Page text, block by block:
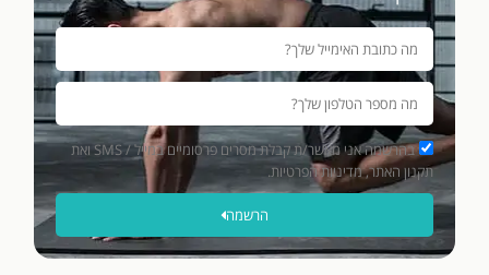
בהרשמה אני מאשר/ת קבלת מסרים פרסומיים במייל / SMS ואת
תקנון האתר, מדיניות הפרטיות.
הרשמה